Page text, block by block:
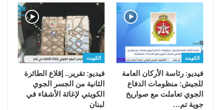
الكويت
فيديو: رئاسة الأركان العامة
للجيش: منظومات الدفاع
الجوي تعاملت مع صواريخ
جوية تم…
الكويت
فيديو: تقرير.. إقلاع الطائرة
الثانية من الجسر الجوي
الكويتي لإغاثة الأشقاء في
لبنان